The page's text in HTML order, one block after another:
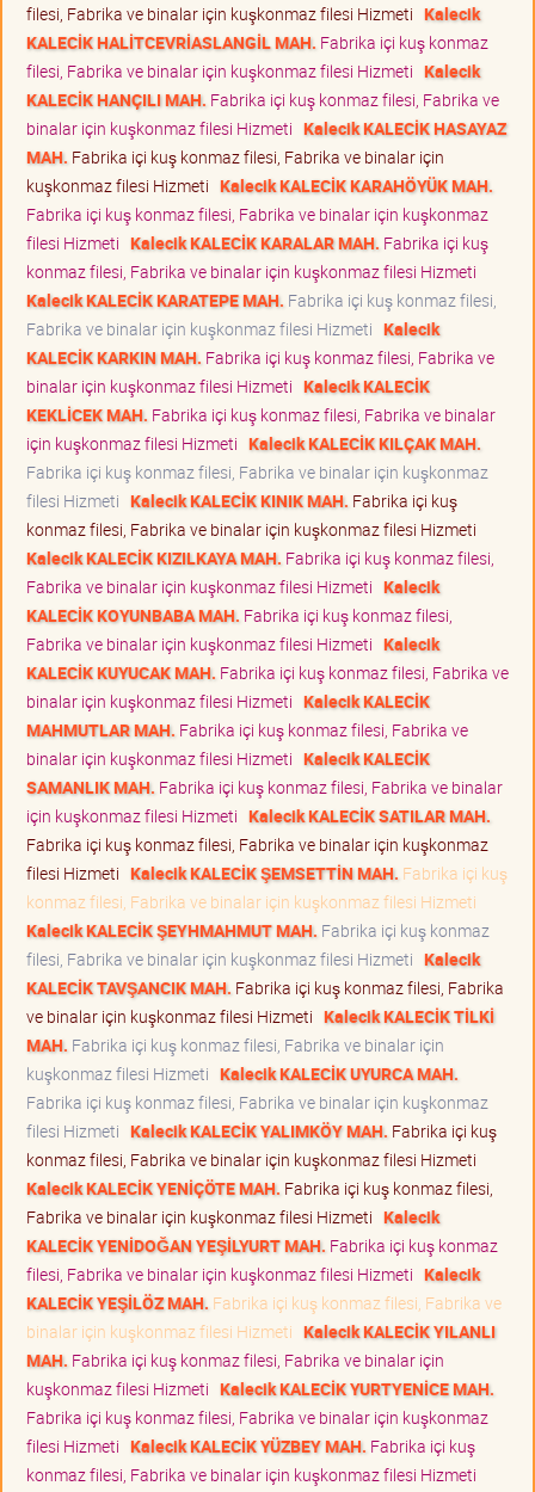
filesi, Fabrika ve binalar için kuşkonmaz filesi Hizmeti Kalecik
KALECİK HALİTCEVRİASLANGİL MAH. Fabrika içi kuş konmaz
filesi, Fabrika ve binalar için kuşkonmaz filesi Hizmeti Kalecik
KALECİK HANÇILI MAH. Fabrika içi kuş konmaz filesi, Fabrika ve
binalar için kuşkonmaz filesi Hizmeti Kalecik KALECİK HASAYAZ
MAH. Fabrika içi kuş konmaz filesi, Fabrika ve binalar için
kuşkonmaz filesi Hizmeti Kalecik KALECİK KARAHÖYÜK MAH.
Fabrika içi kuş konmaz filesi, Fabrika ve binalar için kuşkonmaz
filesi Hizmeti Kalecik KALECİK KARALAR MAH. Fabrika içi kuş
konmaz filesi, Fabrika ve binalar için kuşkonmaz filesi Hizmeti
Kalecik KALECİK KARATEPE MAH. Fabrika içi kuş konmaz filesi,
Fabrika ve binalar için kuşkonmaz filesi Hizmeti Kalecik
KALECİK KARKIN MAH. Fabrika içi kuş konmaz filesi, Fabrika ve
binalar için kuşkonmaz filesi Hizmeti Kalecik KALECİK
KEKLİCEK MAH. Fabrika içi kuş konmaz filesi, Fabrika ve binalar
için kuşkonmaz filesi Hizmeti Kalecik KALECİK KILÇAK MAH.
Fabrika içi kuş konmaz filesi, Fabrika ve binalar için kuşkonmaz
filesi Hizmeti Kalecik KALECİK KINIK MAH. Fabrika içi kuş
konmaz filesi, Fabrika ve binalar için kuşkonmaz filesi Hizmeti
Kalecik KALECİK KIZILKAYA MAH. Fabrika içi kuş konmaz filesi,
Fabrika ve binalar için kuşkonmaz filesi Hizmeti Kalecik
KALECİK KOYUNBABA MAH. Fabrika içi kuş konmaz filesi,
Fabrika ve binalar için kuşkonmaz filesi Hizmeti Kalecik
KALECİK KUYUCAK MAH. Fabrika içi kuş konmaz filesi, Fabrika ve
binalar için kuşkonmaz filesi Hizmeti Kalecik KALECİK
MAHMUTLAR MAH. Fabrika içi kuş konmaz filesi, Fabrika ve
binalar için kuşkonmaz filesi Hizmeti Kalecik KALECİK
SAMANLIK MAH. Fabrika içi kuş konmaz filesi, Fabrika ve binalar
için kuşkonmaz filesi Hizmeti Kalecik KALECİK SATILAR MAH.
Fabrika içi kuş konmaz filesi, Fabrika ve binalar için kuşkonmaz
filesi Hizmeti Kalecik KALECİK ŞEMSETTİN MAH. Fabrika içi kuş
konmaz filesi, Fabrika ve binalar için kuşkonmaz filesi Hizmeti
Kalecik KALECİK ŞEYHMAHMUT MAH. Fabrika içi kuş konmaz
filesi, Fabrika ve binalar için kuşkonmaz filesi Hizmeti Kalecik
KALECİK TAVŞANCIK MAH. Fabrika içi kuş konmaz filesi, Fabrika
ve binalar için kuşkonmaz filesi Hizmeti Kalecik KALECİK TİLKİ
MAH. Fabrika içi kuş konmaz filesi, Fabrika ve binalar için
kuşkonmaz filesi Hizmeti Kalecik KALECİK UYURCA MAH.
Fabrika içi kuş konmaz filesi, Fabrika ve binalar için kuşkonmaz
filesi Hizmeti Kalecik KALECİK YALIMKÖY MAH. Fabrika içi kuş
konmaz filesi, Fabrika ve binalar için kuşkonmaz filesi Hizmeti
Kalecik KALECİK YENİÇÖTE MAH. Fabrika içi kuş konmaz filesi,
Fabrika ve binalar için kuşkonmaz filesi Hizmeti Kalecik
KALECİK YENİDOĞAN YEŞİLYURT MAH. Fabrika içi kuş konmaz
filesi, Fabrika ve binalar için kuşkonmaz filesi Hizmeti Kalecik
KALECİK YEŞİLÖZ MAH. Fabrika içi kuş konmaz filesi, Fabrika ve
binalar için kuşkonmaz filesi Hizmeti Kalecik KALECİK YILANLI
MAH. Fabrika içi kuş konmaz filesi, Fabrika ve binalar için
kuşkonmaz filesi Hizmeti Kalecik KALECİK YURTYENİCE MAH.
Fabrika içi kuş konmaz filesi, Fabrika ve binalar için kuşkonmaz
filesi Hizmeti Kalecik KALECİK YÜZBEY MAH. Fabrika içi kuş
konmaz filesi, Fabrika ve binalar için kuşkonmaz filesi Hizmeti